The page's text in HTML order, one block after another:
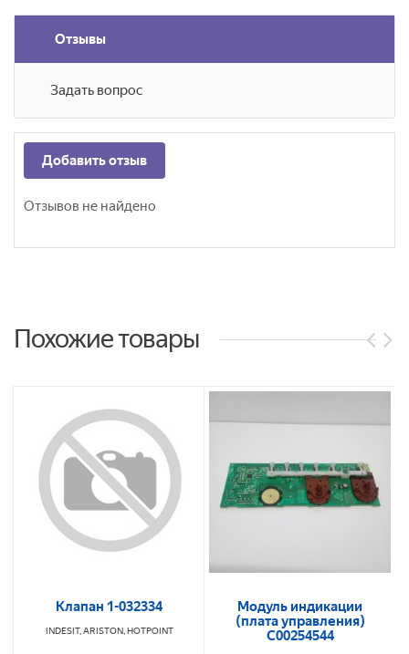
Отзывы
Задать вопрос
Добавить отзыв
Отзывов не найдено
Похожие товары
Клапан 1-032334
INDESIT, ARISTON, HOTPOINT
Модуль индикации
(плата управления)
C00254544